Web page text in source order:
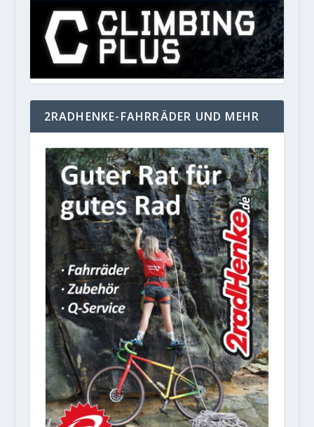
2RADHENKE-FAHRRÄDER UND MEHR